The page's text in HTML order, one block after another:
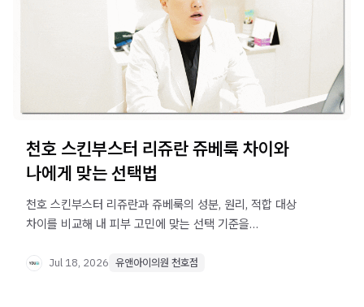
천호 스킨부스터 리쥬란 쥬베룩 차이와
나에게 맞는 선택법
천호 스킨부스터 리쥬란과 쥬베룩의 성분, 원리, 적합 대상
차이를 비교해 내 피부 고민에 맞는 선택 기준을
Jul 18, 2026 유앤아이의원 천호점